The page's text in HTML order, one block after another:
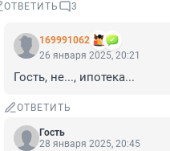
ОТВЕТИТЬ 3
169991062
26 января 2025, 20:21
Гость, не..., ипотека...
ОТВЕТИТЬ
Гость
28 января 2025, 20:45